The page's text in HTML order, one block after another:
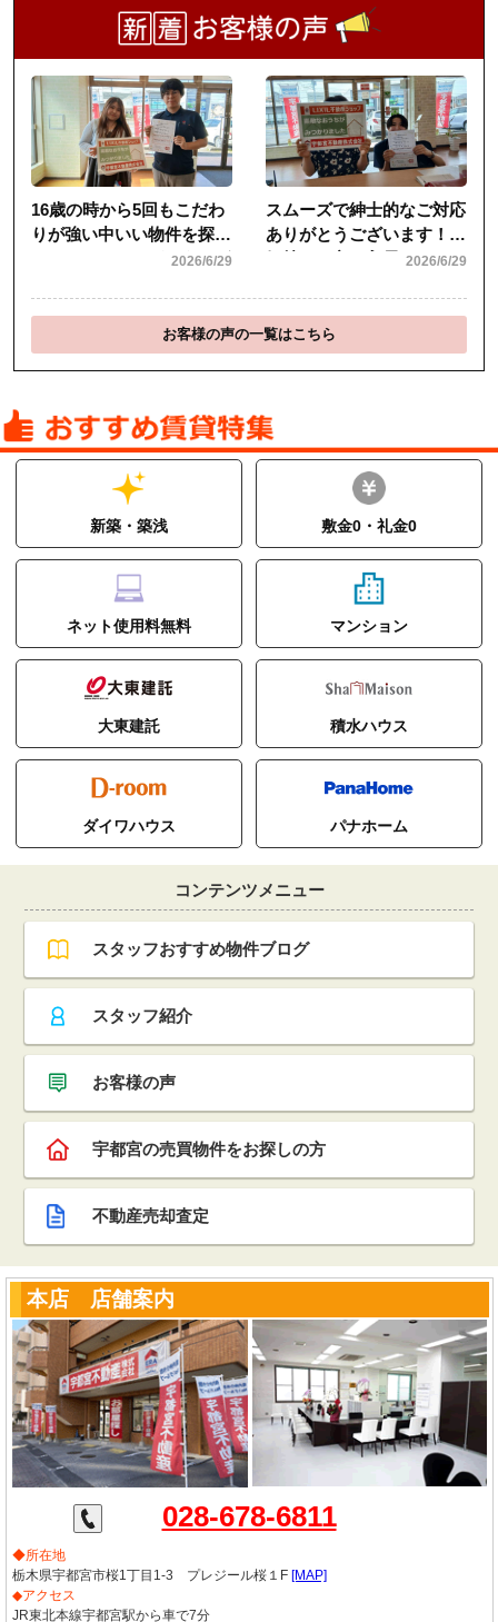
お客様の声の一覧はこちら
新築・築浅 敷金0・礼金0
ネット使用料無料 マンション
大東建託 積水ハウス
ダイワハウス パナホーム
コンテンツメニュー
スタッフおすすめ物件ブログ
スタッフ紹介
お客様の声
宇都宮の売買物件をお探しの方
不動産売却査定
本店 店舗案内
028-678-6811
◆所在地
栃木県宇都宮市桜1丁目1-3 プレジール桜１F [MAP]
◆アクセス
JR東北本線宇都宮駅から車で7分